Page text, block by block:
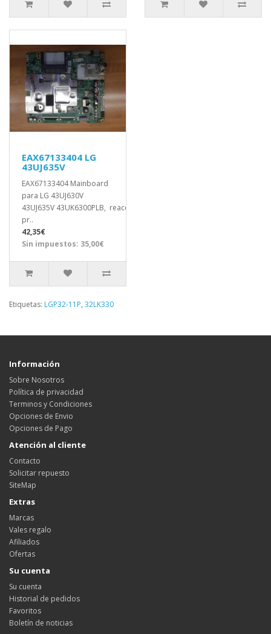
EAX67133404 LG
43UJ635V
EAX67133404 Mainboard
para LG 43UJ630V
43UJ635V 43UK6300PLB, reacondicionada
pr..
42,35€
Sin impuestos: 35,00€
Etiquetas: LGP32-11P, 32LK330
Información
Sobre Nosotros
Política de privacidad
Terminos y Condiciones
Opciones de Envio
Opciones de Pago
Atención al cliente
Contacto
Solicitar repuesto
SiteMap
Extras
Marcas
Vales regalo
Afiliados
Ofertas
Su cuenta
Su cuenta
Historial de pedidos
Favoritos
Boletín de noticias